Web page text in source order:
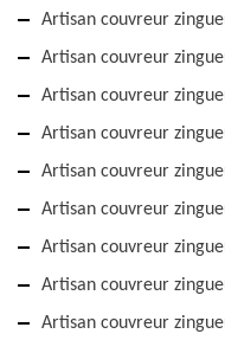
Artisan couvreur
Artisan couvreur
Artisan couvreur
Artisan couvreur
Artisan couvreur
Artisan couvreur
Artisan couvreur
Artisan couvreur
Artisan couvreur